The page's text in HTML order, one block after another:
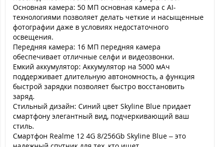
Основная камера: 50 МП основная камера с AI-
технологиями позволяет делать четкие и насыщенные
фотографии даже в условиях недостаточного
освещения.
Передняя камера: 16 МП передняя камера
обеспечивает отличные селфи и видеозвонки.
Емкий аккумулятор: Аккумулятор на 5000 мАч
поддерживает длительную автономность, а функция
быстрой зарядки позволяет быстро восстановить
заряд.
Стильный дизайн: Синий цвет Skyline Blue придает
смартфону элегантный вид, подчеркивающий ваш
стиль.
Смартфон Realme 12 4G 8/256Gb Skyline Blue – это